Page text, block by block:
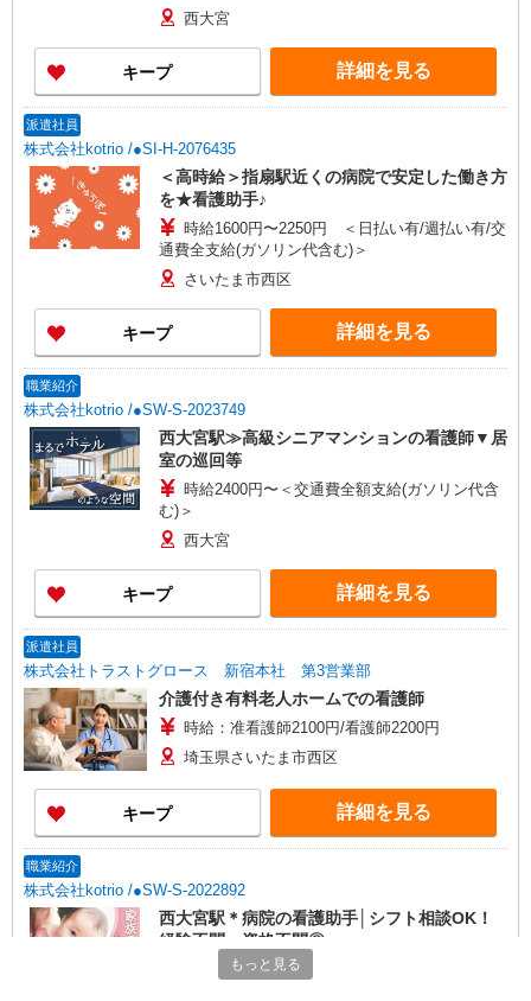
30,000円 ・役職手当：10,000〜70,000円 ・処遇改
善手当：20,000〜60,000円（勤続年数、保有資格
により変動） ・固定残業手当：20,000円（10時
間） ※固定残業時間を超過する場合には超過勤務
手当として別途支給 ・夜勤手当：10,000円/1回
歓迎 ・認知症介護基礎研修 ・初任者研修 ・実務
者研修 ・介護福祉士 など
西大宮
キープ 詳細を見る
派遣社員
株式会社kotrio /●SI-H-2076435
＜高時給＞指扇駅近くの病院で安定した働き方
を★看護助手♪
時給1600円〜2250円 ＜日払い有/週払い有/交
通費全支給(ガソリン代含む)＞
さいたま市西区
キープ 詳細を見る
職業紹介
株式会社kotrio /●SW-S-2023749
西大宮駅≫高級シニアマンションの看護師▼居
室の巡回等
時給2400円〜＜交通費全額支給(ガソリン代含
む)＞
西大宮
キープ 詳細を見る
派遣社員
株式会社トラストグロース 新宿本社 第3営業部
介護付き有料老人ホームでの看護師
時給：准看護師2100円/看護師2200円
埼玉県さいたま市西区
キープ 詳細を見る
職業紹介
株式会社kotrio /●SW-S-2022892
西大宮駅＊病院の看護助手│シフト相談OK！
経験不問・資格不問◎
時給1550円〜2312円 ＜交通費全支給(ガソリ
もっと見る